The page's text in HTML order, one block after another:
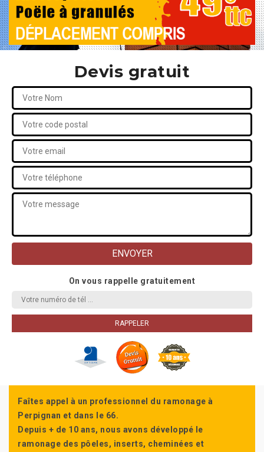
Devis gratuit
On vous rappelle gratuitement
Faîtes appel à un professionnel du ramonage à
Perpignan et dans le 66.
Depuis + de 10 ans, nous avons développé le
ramonage des pôeles, inserts, cheminées et